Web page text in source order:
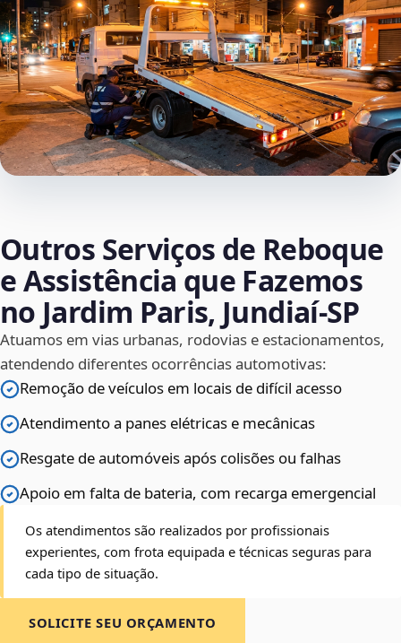
Outros Serviços de Reboque
e Assistência que Fazemos
no Jardim Paris, Jundiaí‑SP
Atuamos em vias urbanas, rodovias e estacionamentos,
atendendo diferentes ocorrências automotivas:
Remoção de veículos em locais de difícil acesso
Atendimento a panes elétricas e mecânicas
Resgate de automóveis após colisões ou falhas
Apoio em falta de bateria, com recarga emergencial
Os atendimentos são realizados por profissionais
experientes, com frota equipada e técnicas seguras para
cada tipo de situação.
SOLICITE SEU ORÇAMENTO